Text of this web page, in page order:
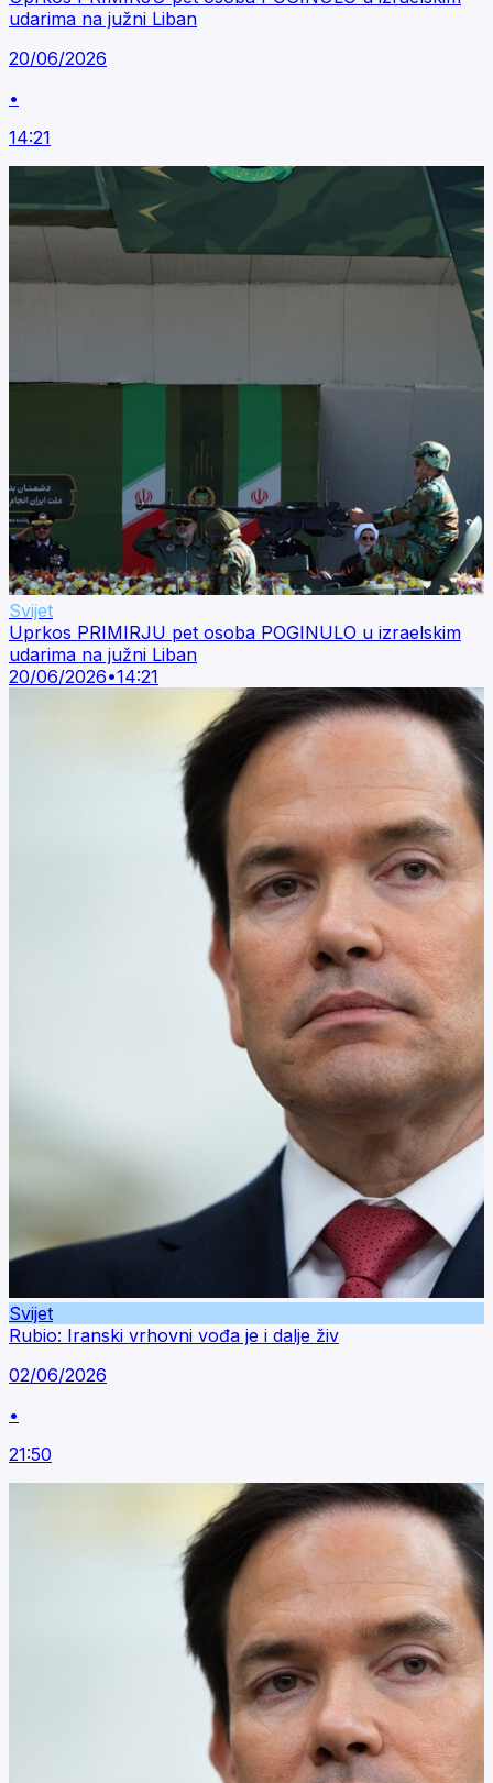
udarima na južni Liban
20/06/2026
•
14:21
Svijet
Uprkos PRIMIRJU pet osoba POGINULO u izraelskim
udarima na južni Liban
20/06/2026•14:21
Svijet
Rubio: Iranski vrhovni vođa je i dalje živ
02/06/2026
•
21:50